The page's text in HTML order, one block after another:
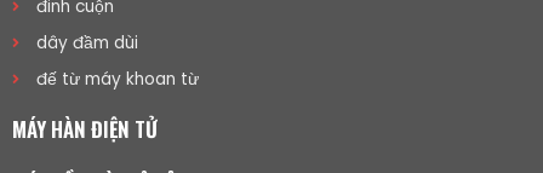
đinh cuộn
dây đầm dùi
đế từ máy khoan từ
MÁY HÀN ĐIỆN TỬ